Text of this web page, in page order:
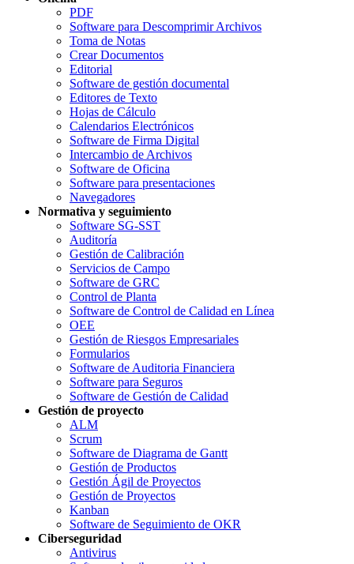
PDF
Software para Descomprimir Archivos
Toma de Notas
Crear Documentos
Editorial
Software de gestión documental
Editores de Texto
Hojas de Cálculo
Calendarios Electrónicos
Software de Firma Digital
Intercambio de Archivos
Software de Oficina
Software para presentaciones
Navegadores
Normativa y seguimiento
Software SG-SST
Auditoría
Gestión de Calibración
Servicios de Campo
Software de GRC
Control de Planta
Software de Control de Calidad en Línea
OEE
Gestión de Riesgos Empresariales
Formularios
Software de Auditoria Financiera
Software para Seguros
Software de Gestión de Calidad
Gestión de proyecto
ALM
Scrum
Software de Diagrama de Gantt
Gestión de Productos
Gestión Ágil de Proyectos
Gestión de Proyectos
Kanban
Software de Seguimiento de OKR
Ciberseguridad
Antivirus